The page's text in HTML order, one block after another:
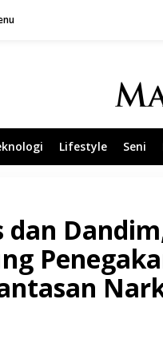
Lifestyle Seni
dan